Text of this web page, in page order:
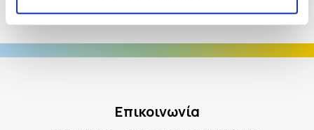
Επικοινωνία